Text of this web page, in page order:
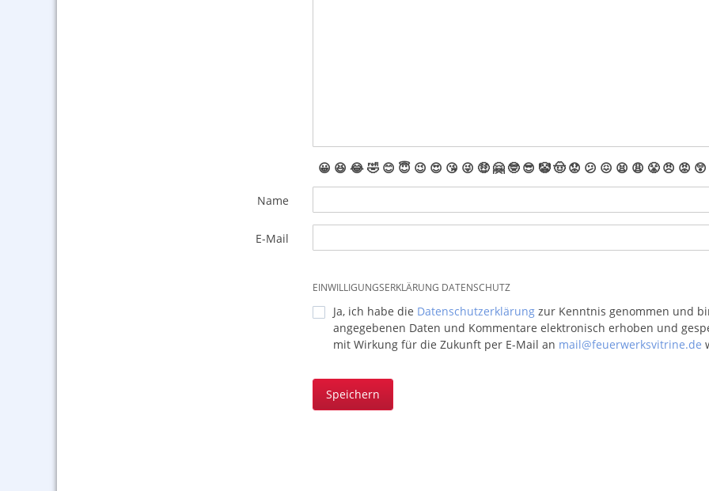
😀 😆 😂🤣 😊 😇 😉 😍 😘 😜 🤑 🤗 🤓 😎 🤡🤠 😟 😕 😖 😫 😩 😤 😠 😡 😲
Name
E-Mail
EINWILLIGUNGSERKLÄRUNG DATENSCHUTZ
Ja, ich habe die Datenschutzerklärungzur Kenntnis genommen und
angegebenen Daten und Kommentare elektronisch erhoben und
mit Wirkung für die Zukunft per E-Mail an mail@feuerwerksvitrine.de
Speichern